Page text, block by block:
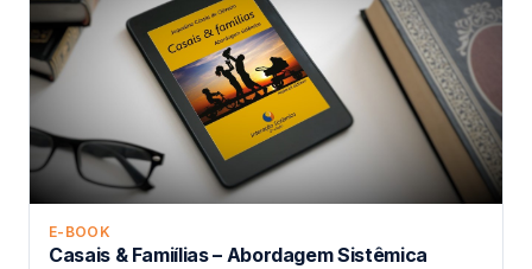
E-BOOK
Casais & Famiílias – Abordagem Sistêmica